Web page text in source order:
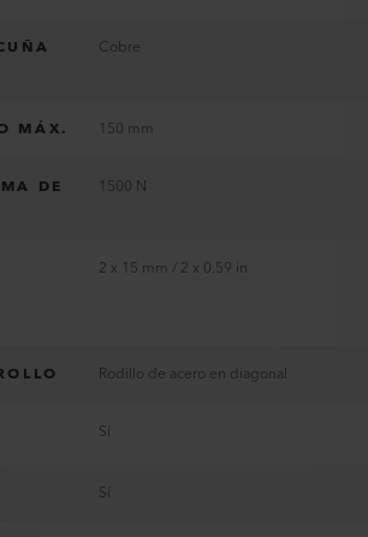
Cobre
MÁX. 150 mm
DE
1500 N
2 x 15 mm / 2 x 0.59 in
Rodillo de acero en diagonal
Sí
Sí